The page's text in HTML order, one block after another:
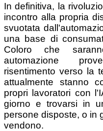
In definitiva, la
incontro alla propria
svuotata
una base di
Coloro che
automazione
risentimento verso la
attualmente stanno
propri lavoratori con
giorno e trovarsi in
persone disposte, o in
vendono.